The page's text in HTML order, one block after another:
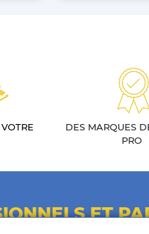
DES MARQUES
PRO
ET